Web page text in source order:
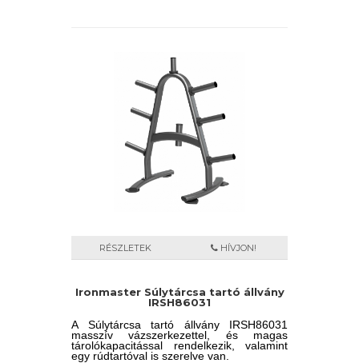
RÉSZLETEK HÍVJON!
Ironmaster Súlytárcsa tartó állvány
IRSH86031
A Súlytárcsa tartó állvány IRSH86031
masszív vázszerkezettel, és magas
tárolókapacitással rendelkezik, valamint
egy rúdtartóval is szerelve van.